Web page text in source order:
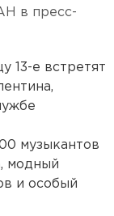
в пресс-
13-е встретят
музыкантов
модный
и особый